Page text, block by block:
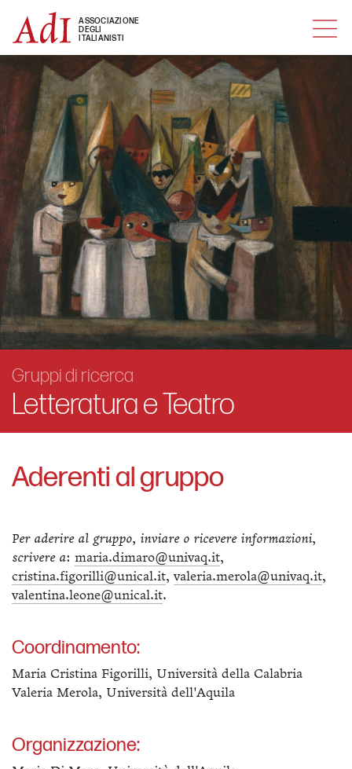
ASSOCIAZIONE
DEGLI
ITALIANISTI
MENU
Gruppi di ricerca
Letteratura e Teatro
Aderenti al gruppo
Per aderire al gruppo, inviare o ricevere informazioni,
scrivere a: maria.dimaro@univaq.it,
cristina.figorilli@unical.it, valeria.merola@univaq.it,
valentina.leone@unical.it.
Coordinamento:
Maria Cristina Figorilli, Università della Calabria
Valeria Merola, Università dell'Aquila
Organizzazione: